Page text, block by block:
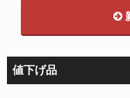
値下げ品